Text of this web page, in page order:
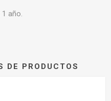
1 año.
DE PRODUCTOS